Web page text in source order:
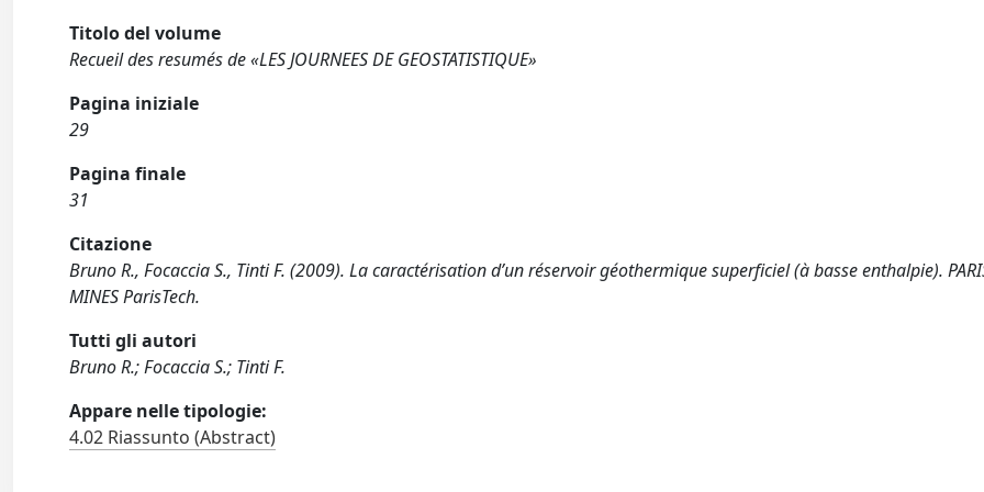
Titolo del volume
Recueil des resumés de «LES JOURNEES DE GEOSTATISTIQUE»
Pagina iniziale
29
Pagina finale
31
Citazione
Bruno R., Focaccia S., Tinti F. (2009). La caractérisation d’un réservoir géothermique superficiel (à basse enthalpie).
MINES ParisTech.
Tutti gli autori
Bruno R.; Focaccia S.; Tinti F.
Appare nelle tipologie:
4.02 Riassunto (Abstract)